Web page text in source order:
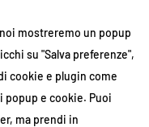
mostreremo un popup
su "Salva preferenze",
cookie e plugin come
e cookie. Puoi
ma prendi in